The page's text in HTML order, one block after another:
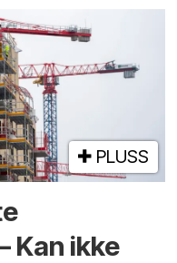
PLUSS
Kan ikke